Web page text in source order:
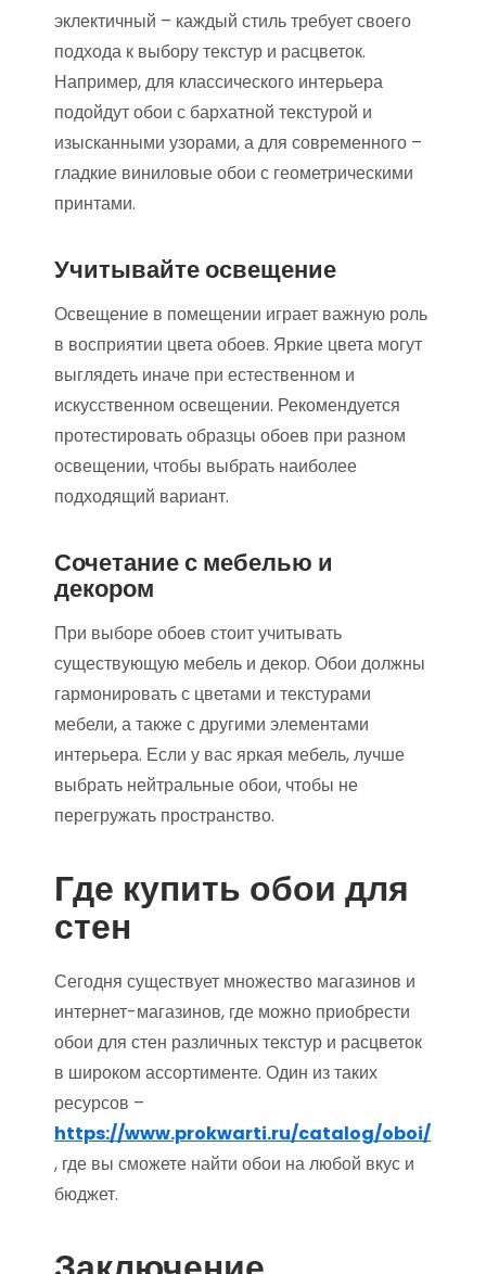
эклектичный – каждый стиль требует своего
подхода к выбору текстур и расцветок.
Например, для классического интерьера
подойдут обои с бархатной текстурой и
изысканными узорами, а для современного –
гладкие виниловые обои с геометрическими
принтами.
Учитывайте освещение
Освещение в помещении играет важную роль
в восприятии цвета обоев. Яркие цвета могут
выглядеть иначе при естественном и
искусственном освещении. Рекомендуется
протестировать образцы обоев при разном
освещении, чтобы выбрать наиболее
подходящий вариант.
Сочетание с мебелью и
декором
При выборе обоев стоит учитывать
существующую мебель и декор. Обои должны
гармонировать с цветами и текстурами
мебели, а также с другими элементами
интерьера. Если у вас яркая мебель, лучше
выбрать нейтральные обои, чтобы не
перегружать пространство.
Где купить обои для
стен
Сегодня существует множество магазинов и
интернет-магазинов, где можно приобрести
обои для стен различных текстур и расцветок
в широком ассортименте. Один из таких
ресурсов –
https://www.prokwarti.ru/catalog/oboi/
, где вы сможете найти обои на любой вкус и
бюджет.